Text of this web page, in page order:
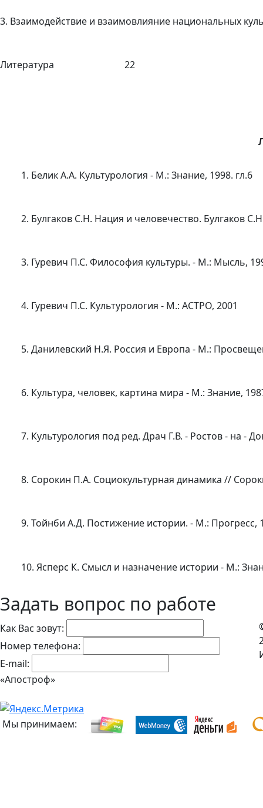
3. Взаимодействие и взаимовлияние
Литература 22
1. Белик А.А. Культурология - М.: Знание, 1998. гл.6
2. Булгаков С.Н. Нация и человечество. Булгаков
3. Гуревич П.С. Философия культуры. - М.: Мысль,
4. Гуревич П.С. Культурология - М.: АСТРО, 2001
5. Данилевский Н.Я. Россия и Европа - М.:
6. Культура, человек, картина мира - М.: Знание,
7. Культурология под ред. Драч Г.В. - Ростов - на -
8. Сорокин П.А. Социокультурная динамика //
9. Тойнби А.Д. Постижение истории. - М.: Прогресс,
10. Ясперс К. Смысл и назначение истории - М.:
Задать вопрос по работе
Как Вас зовут:
Номер телефона:
E-mail:
«Апостроф»
Мы принимаем: